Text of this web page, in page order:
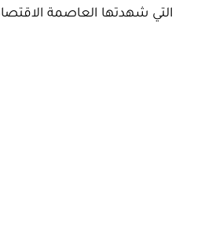
التي شهدتها العاصمة الاقتصادية منذ